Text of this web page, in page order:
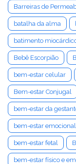
Barreiras de
batalha da alma
batimento
Bebê Escorpião
bem-estar celular
Bem-estar Conjugal
bem-estar da
bem-estar emocional
bem-estar fetal
bem-estar físico e